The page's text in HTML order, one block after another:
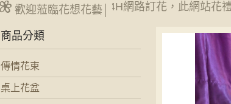
歡迎蒞臨花想花藝│
台南網路花店24H網路訂花，此網站花
商品分類
傳情花束
桌上花盆